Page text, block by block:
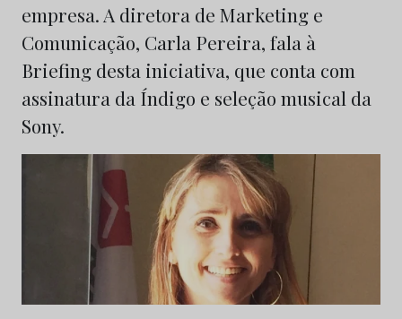
empresa. A diretora de Marketing e
Comunicação, Carla Pereira, fala à
Briefing desta iniciativa, que conta com
assinatura da Índigo e seleção musical da
Sony.